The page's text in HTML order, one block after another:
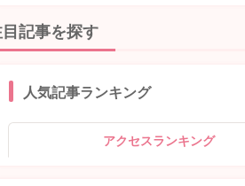
記事を探す
人気記事ランキング
アクセスランキング